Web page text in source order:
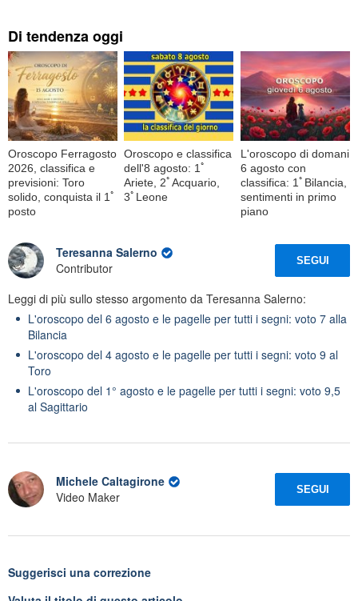
Di tendenza oggi
Oroscopo Ferragosto
2026, classifica e
previsioni: Toro
solido, conquista il 1ﾟ
posto
Oroscopo e classifica
dell'8 agosto: 1ﾟ
Ariete, 2ﾟAcquario,
3ﾟLeone
L'oroscopo di domani
6 agosto con
classifica: 1ﾟBilancia,
sentimenti in primo
piano
Teresanna Salerno
Contributor
SEGUI
Leggi di più sullo stesso argomento da Teresanna Salerno:
L'oroscopo del 6 agosto e le pagelle per tutti i segni: voto 7 alla
Bilancia
L'oroscopo del 4 agosto e le pagelle per tutti i segni: voto 9 al
Toro
L'oroscopo del 1° agosto e le pagelle per tutti i segni: voto 9,5
al Sagittario
Michele Caltagirone
Video Maker
SEGUI
Suggerisci una correzione